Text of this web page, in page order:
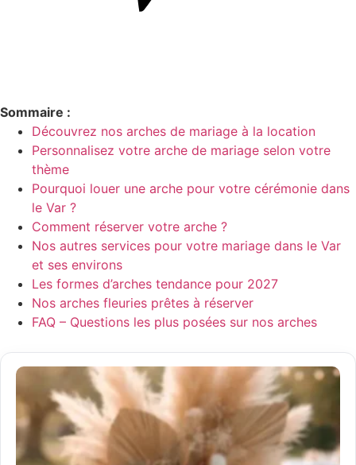
Sommaire :
Découvrez nos arches de mariage à la location
Personnalisez votre arche de mariage selon votre
thème
Pourquoi louer une arche pour votre cérémonie dans
le Var ?
Comment réserver votre arche ?
Nos autres services pour votre mariage dans le Var
et ses environs
Les formes d’arches tendance pour 2027
Nos arches fleuries prêtes à réserver
FAQ – Questions les plus posées sur nos arches